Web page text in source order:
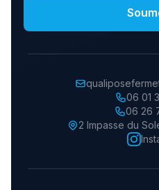
06 01
06 26
2 Impasse du